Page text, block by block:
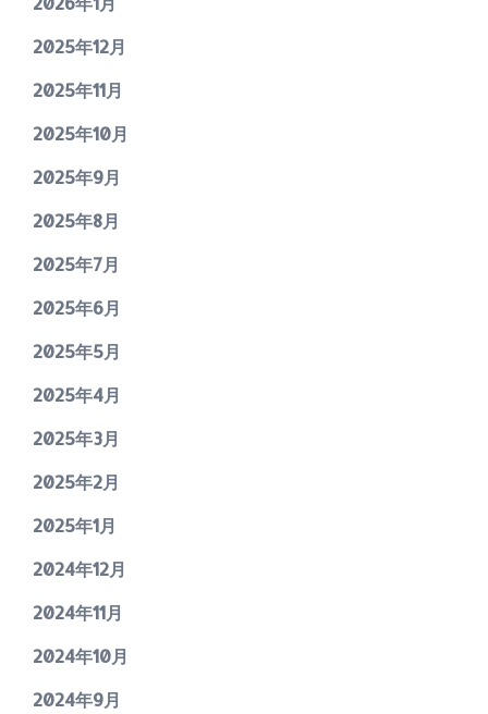
2025年12月
2025年11月
2025年10月
2025年9月
2025年8月
2025年7月
2025年6月
2025年5月
2025年4月
2025年3月
2025年2月
2025年1月
2024年12月
2024年11月
2024年10月
2024年9月